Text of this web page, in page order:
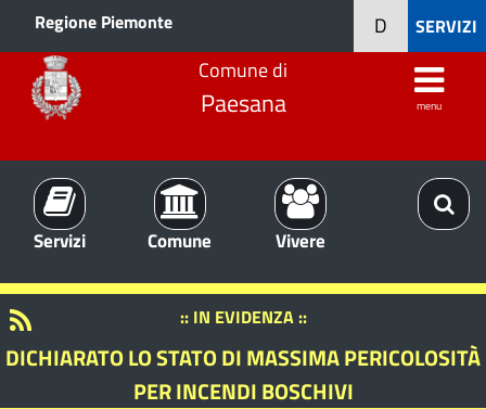
Regione Piemonte SERVIZI
D
Comune di
Paesana menu
Servizi Comune Vivere
:: IN EVIDENZA ::
DICHIARATO LO STATO DI MASSIMA PERICOLOSITÀ
PER INCENDI BOSCHIVI